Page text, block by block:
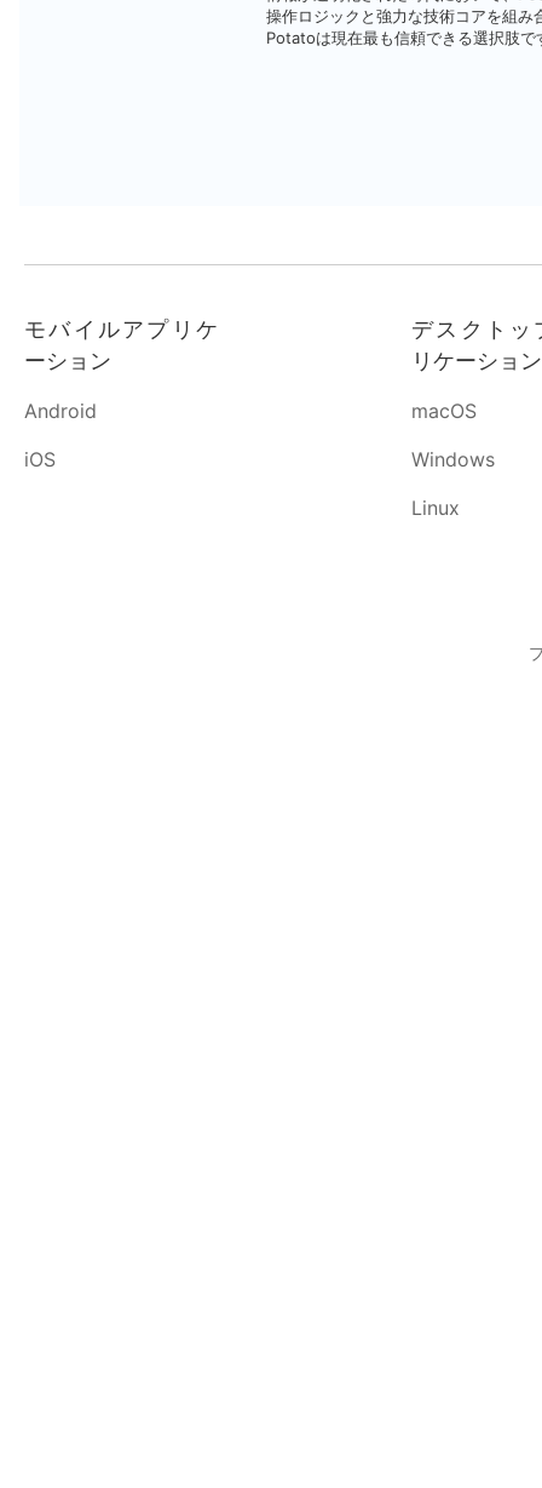
操作ロジックと強力な技術コアを組
Potatoは現在最も信頼できる選択肢で
モバイルアプリケ
ーション
Android
iOS
デスクトッ
リケーション
macOS
Windows
Linux